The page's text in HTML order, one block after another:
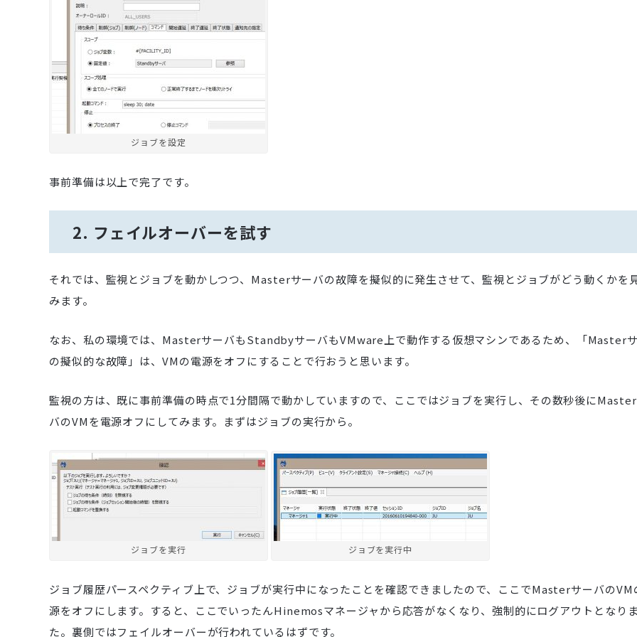
ジョブを設定
事前準備は以上で完了です。
2. フェイルオーバーを試す
それでは、監視とジョブを動かしつつ、Masterサーバの故障を擬似的に発生させて、監視とジョブがどう動くかを
みます。
なお、私の環境では、MasterサーバもStandbyサーバもVMware上で動作する仮想マシンであるため、「Master
の擬似的な故障」は、VMの電源をオフにすることで行おうと思います。
監視の方は、既に事前準備の時点で1分間隔で動かしていますので、ここではジョブを実行し、その数秒後に
バのVMを電源オフにしてみます。まずはジョブの実行から。
ジョブを実行 ジョブを実行中
ジョブ履歴パースペクティブ上で、ジョブが実行中になったことを確認できましたので、ここでMasterサーバのVM
源をオフにします。すると、ここでいったんHinemosマネージャから応答がなくなり、強制的にログアウトとなり
た。裏側ではフェイルオーバーが行われているはずです。